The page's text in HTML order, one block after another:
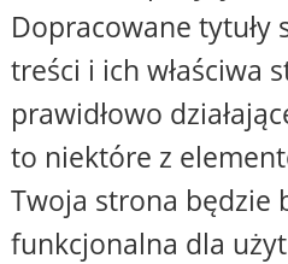
Dopracowane tytuły
treści i ich właściwa
prawidłowo
to niektóre z
Twoja strona będzie
funkcjonalna dla